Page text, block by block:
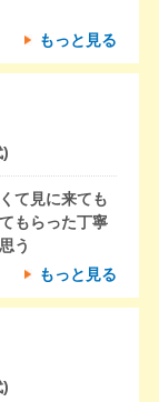
もっと見る
)
て見に来ても
もらった丁寧
う
もっと見る
)